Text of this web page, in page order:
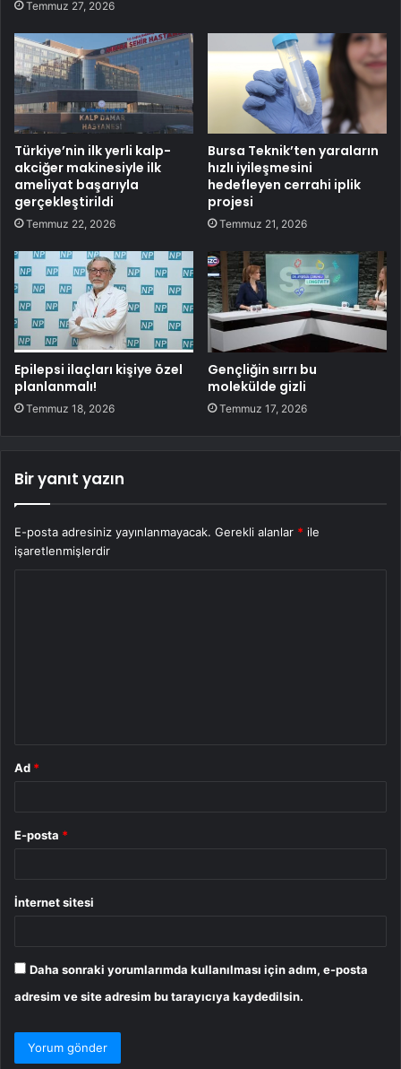
Temmuz 27, 2026
Türkiye’nin ilk yerli kalp-
akciğer makinesiyle ilk
ameliyat başarıyla
gerçekleştirildi
Temmuz 22, 2026
Bursa Teknik’ten yaraların
hızlı iyileşmesini
hedefleyen cerrahi iplik
projesi
Temmuz 21, 2026
Epilepsi ilaçları kişiye özel
planlanmalı!
Temmuz 18, 2026
Gençliğin sırrı bu
molekülde gizli
Temmuz 17, 2026
Bir yanıt yazın
E-posta adresiniz yayınlanmayacak. Gerekli alanlar * ile
işaretlenmişlerdir
Ad *
E-posta *
İnternet sitesi
Daha sonraki yorumlarımda kullanılması için adım, e-posta
adresim ve site adresim bu tarayıcıya kaydedilsin.